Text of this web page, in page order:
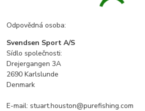
Odpovědná osoba:
Svendsen Sport A/S
Sídlo společnosti:
Drejergangen 3A
2690 Karlslunde
Denmark
E-mail: stuart.houston@purefishing.com